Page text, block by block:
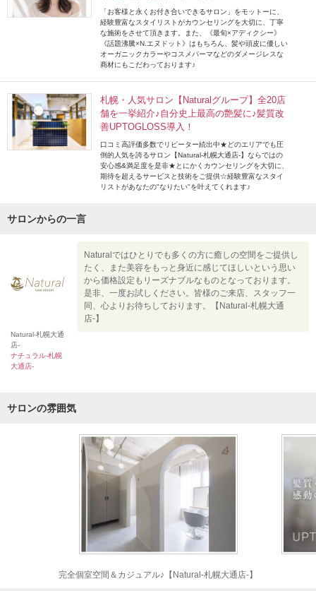
「お客様と永くお付き合いできるサロン」をモットーに、
経験豊富なスタイリストがカウンセリングを大切に、丁寧
な施術をさせて頂きます。また、《最旬×アディクシー》
《話題沸騰×N.エヌドット》はもちろん、髪や頭皮に優しい
オーガニックカラーやコスメパーマなどのダメージレスな
商材にもこだわっております♪
札幌・人気サロン【Naturalグループ】全20店
舗を一挙紹介♪自分史上最高の艶髪に♪髪質改
善UPTOGLOSS導入！
口コミ高評価多数でリピーター続出中★どのエリアでも圧
倒的人気を誇るサロン【Natural-札幌大通店-】ならではの
安心感&満足度を是非★とにかくカウンセリングを大切に、
期待を超えるサービスと技術をご提供☆経験豊富なスタイ
リストがあなたの"なりたい"を叶えてくれます♪
サロンからの一言
Natural-札幌大通
店-
ナチュラル-札幌
大通店-
Naturalではひとりでも多くの方に癒しの空間をご提供し
たく、また美容をもっと身近に感じてほしいという思い
から価格設定もリーズナブルなものとなっております。
是非、一度お試しください。皆様のご来店、スタッフ一
同、心よりお待ちしております。【Natural-札幌大通
店-】
サロンの雰囲気
完全個室空間＆カジュアル♪【Natural-札幌大通店-】